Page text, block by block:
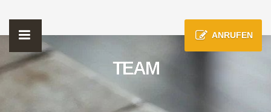
ANRUFEN
TEAM